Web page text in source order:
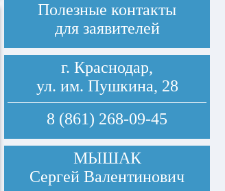
Полезные контакты
для заявителей
г. Краснодар,
ул. им. Пушкина, 28
8 (861) 268-09-45
МЫШАК
Сергей Валентинович